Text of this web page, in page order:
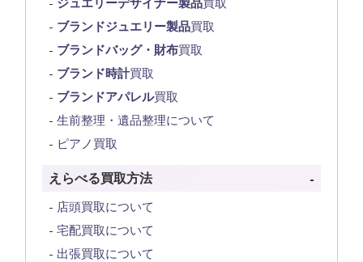
ブランドジュエリー製品買取
ブランドバッグ・財布買取
ブランド時計買取
ブランドアパレル買取
生前整理・遺品整理について
ピアノ買取
えらべる買取方法
店頭買取について
宅配買取について
出張買取について